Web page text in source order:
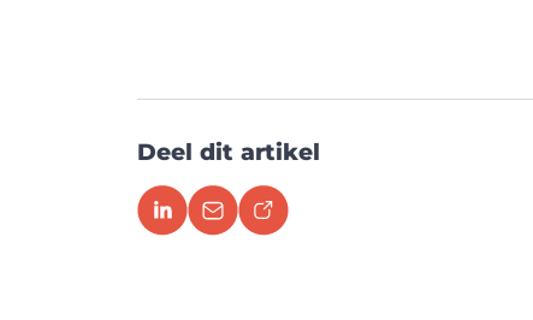
Deel dit artikel